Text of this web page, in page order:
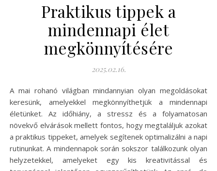
Praktikus tippek a
mindennapi élet
megkönnyítésére
2025.02.16.
A mai rohanó világban mindannyian olyan megoldásokat
keresünk, amelyekkel megkönnyíthetjük a mindennapi
életünket. Az időhiány, a stressz és a folyamatosan
növekvő elvárások mellett fontos, hogy megtaláljuk azokat
a praktikus tippeket, amelyek segítenek optimalizálni a napi
rutinunkat. A mindennapok során sokszor találkozunk olyan
helyzetekkel, amelyeket egy kis kreativitással és